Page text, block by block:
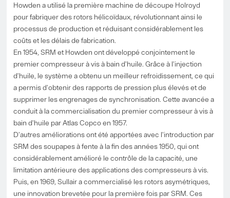
Howden a utilisé la première machine de découpe Holroyd
pour fabriquer des rotors hélicoïdaux, révolutionnant ainsi le
processus de production et réduisant considérablement les
coûts et les délais de fabrication.
En 1954, SRM et Howden ont développé conjointement le
premier compresseur à vis à bain d'huile. Grâce à l'injection
d'huile, le système a obtenu un meilleur refroidissement, ce qui
a permis d'obtenir des rapports de pression plus élevés et de
supprimer les engrenages de synchronisation. Cette avancée a
conduit à la commercialisation du premier compresseur à vis à
bain d'huile par Atlas Copco en 1957.
D'autres améliorations ont été apportées avec l'introduction par
SRM des soupapes à fente à la fin des années 1950, qui ont
considérablement amélioré le contrôle de la capacité, une
limitation antérieure des applications des compresseurs à vis.
Puis, en 1969, Sullair a commercialisé les rotors asymétriques,
une innovation brevetée pour la première fois par SRM. Ces